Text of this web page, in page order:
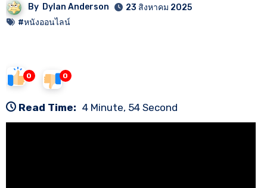
By Dylan Anderson
23 สิงหาคม 2025
#หนังออนไลน์
0 0
Read Time: 4 Minute, 54 Second